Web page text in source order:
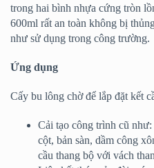
trong hai bình nhựa cứng tròn
600ml rất an toàn không bị
như sử dụng trong công trường.
Ứng dụng
Cấy bu lông chờ để lắp đặt kết
Cải tạo công trình cũ
cột, bản sàn, dầm công
cầu thang bộ với vách